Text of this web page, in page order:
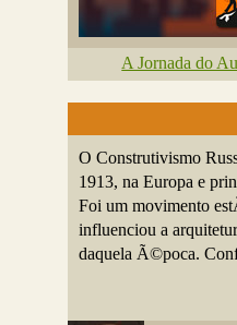
A Jornada do
O Construtivismo
1913, na Europa e
Foi um movimento
influenciou a
daquela Ã©poca.